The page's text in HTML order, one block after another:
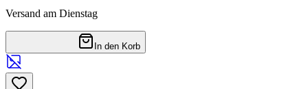
Versand am Dienstag
In den Korb